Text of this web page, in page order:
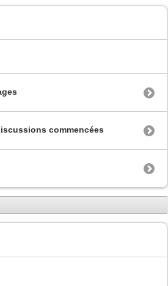
commencées